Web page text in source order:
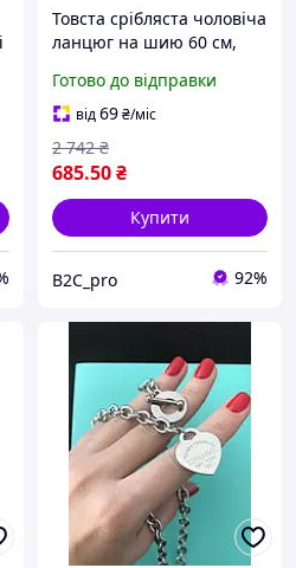
Товста срібляста чоловіча
ланцюг на шию 60 см,
медичної сталі, стильна
та міцна.
Готово до відправки
від69₴/міс
685.50₴
2 742 ₴
Купити
B2C_pro 92%